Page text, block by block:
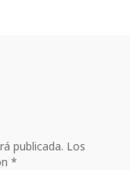
publicada. Los
*